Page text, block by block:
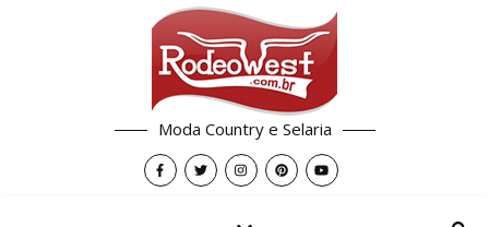
Moda Country e Selaria